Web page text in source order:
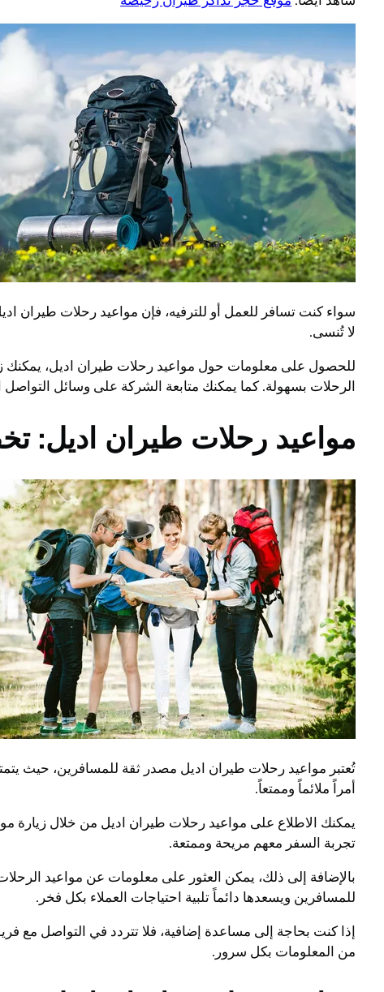
سواء كنت تسافر للعمل أو للترفيه، فإن مواعيد رحلات طيران
لا تُنسى.
للحصول على معلومات حول مواعيد رحلات طيران اديل، يمكنك
الرحلات بسهولة. كما يمكنك متابعة الشركة على وسائل
مواعيد رحلات طيران اديل:
تُعتبر مواعيد رحلات طيران اديل مصدر ثقة للمسافرين، حيث
أمراً ملائماً وممتعاً.
يمكنك الاطلاع على مواعيد رحلات طيران اديل من خلال زيارة
تجربة السفر معهم مريحة وممتعة.
بالإضافة إلى ذلك، يمكن العثور على معلومات عن مواعيد
للمسافرين ويسعدها دائماً تلبية احتياجات العملاء بكل فخر.
إذا كنت بحاجة إلى مساعدة إضافية، فلا تتردد في التواصل مع
من المعلومات بكل سرور.